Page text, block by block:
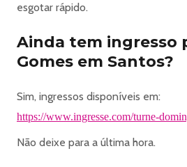
esgotar rápido.
Ainda tem ingresso
Gomes em Santos?
Sim, ingressos disponíveis em:
https://www.ingresse.com/turne-
Não deixe para a última hora.